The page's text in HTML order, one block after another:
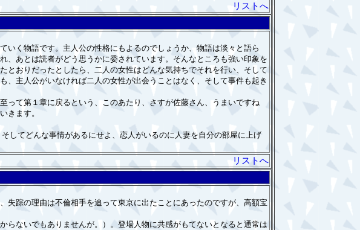
リストへ
く物語です。主人公の性格にもよるのでしょうか、物語は淡々と語ら
あとは読者がどう思うかに委されています。そんなところも強い印象を
おりだったとしたら、二人の女性はどんな気持ちでそれを行い、そして
主人公がいなければ二人の女性が出会うことはなく、そして事件も起き
て第１章に戻るという、このあたり、さすが佐藤さん、うまいですね
きます。
してどんな事情があるにせよ、恋人がいるのに人妻を自分の部屋に上げ
リストへ
踪の理由は不倫相手を追って東京に出たことにあったのですが、高額宝
ないでもありませんが。）。登場人物に共感がもてないとなると通常は